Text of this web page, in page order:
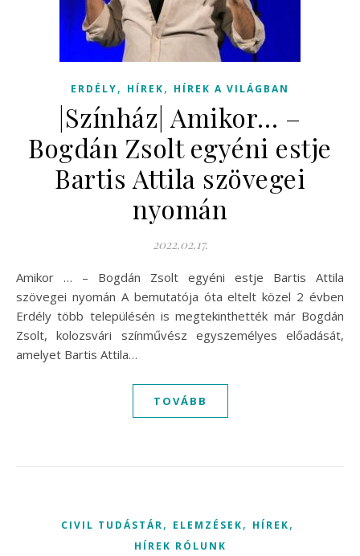
ERDÉLY, HÍREK, HÍREK A VILÁGBAN
|Színház| Amikor… –
Bogdán Zsolt egyéni estje
Bartis Attila szövegei
nyomán
2022.02.17.
Amikor … – Bogdán Zsolt egyéni estje Bartis Attila
szövegei nyomán A bemutatója óta eltelt közel 2 évben
Erdély több településén is megtekinthették már Bogdán
Zsolt, kolozsvári színművész egyszemélyes előadását,
amelyet Bartis Attila…
TOVÁBB
CIVIL TUDÁSTÁR, ELEMZÉSEK, HÍREK,
HÍREK RÓLUNK